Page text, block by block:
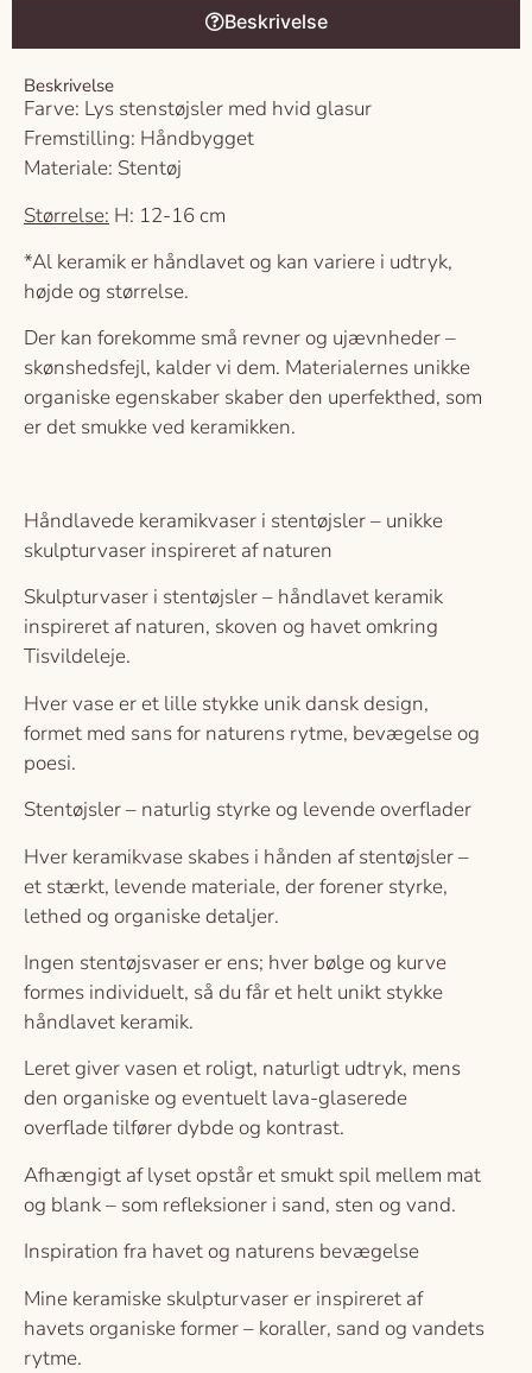
Beskrivelse
Beskrivelse
Farve: Lys stenstøjsler med hvid glasur
Fremstilling: Håndbygget
Materiale: Stentøj
Størrelse: H: 12-16 cm
*Al keramik er håndlavet og kan variere i udtryk,
højde og størrelse.
Der kan forekomme små revner og ujævnheder –
skønshedsfejl, kalder vi dem. Materialernes unikke
organiske egenskaber skaber den uperfekthed, som
er det smukke ved keramikken.
Håndlavede keramikvaser i stentøjsler – unikke
skulpturvaser inspireret af naturen
Skulpturvaser i stentøjsler – håndlavet keramik
inspireret af naturen, skoven og havet omkring
Tisvildeleje.
Hver vase er et lille stykke unik dansk design,
formet med sans for naturens rytme, bevægelse og
poesi.
Stentøjsler – naturlig styrke og levende overflader
Hver keramikvase skabes i hånden af stentøjsler –
et stærkt, levende materiale, der forener styrke,
lethed og organiske detaljer.
Ingen stentøjsvaser er ens; hver bølge og kurve
formes individuelt, så du får et helt unikt stykke
håndlavet keramik.
Leret giver vasen et roligt, naturligt udtryk, mens
den organiske og eventuelt lava-glaserede
overflade tilfører dybde og kontrast.
Afhængigt af lyset opstår et smukt spil mellem mat
og blank – som refleksioner i sand, sten og vand.
Inspiration fra havet og naturens bevægelse
Mine keramiske skulpturvaser er inspireret af
havets organiske former – koraller, sand og vandets
rytme.